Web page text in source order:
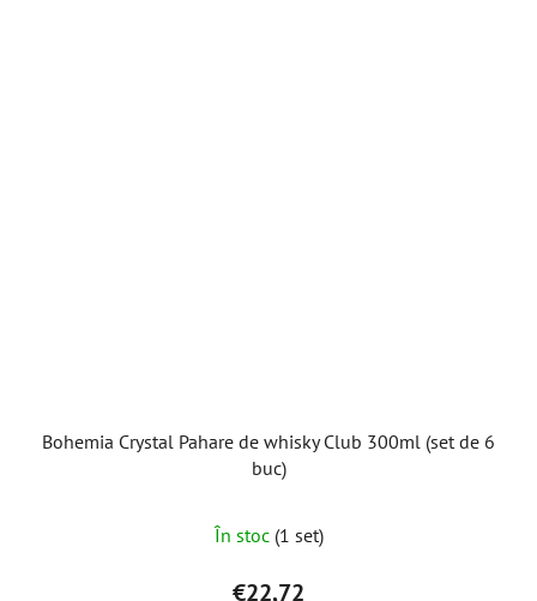
Bohemia Crystal Pahare de whisky Club 300ml (set de 6
buc)
În stoc (1 set)
€22,72